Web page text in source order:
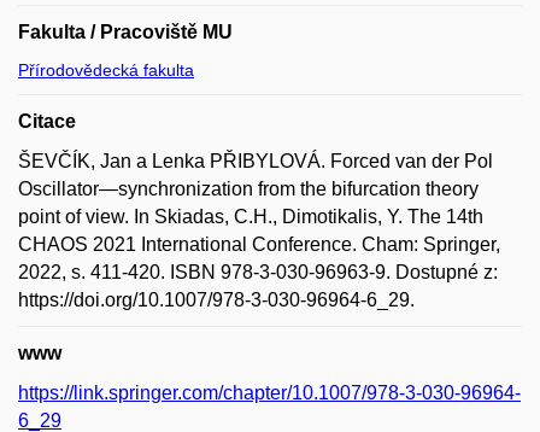
Fakulta / Pracoviště MU
Přírodovědecká fakulta
Citace
ŠEVČÍK, Jan a Lenka PŘIBYLOVÁ. Forced van der Pol
Oscillator—synchronization from the bifurcation theory
point of view. In Skiadas, C.H., Dimotikalis, Y. The 14th
CHAOS 2021 International Conference. Cham: Springer,
2022, s. 411-420. ISBN 978-3-030-96963-9. Dostupné z:
https://doi.org/10.1007/978-3-030-96964-6_29.
www
https://link.springer.com/chapter/10.1007/978-3-030-96964-
6_29